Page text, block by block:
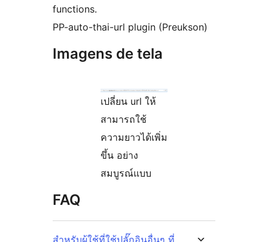
functions.
PP-auto-thai-url plugin (Preukson)
Imagens de tela
เปลี่ยน url ให้
สามารถใช้
ความยาวได้เพิ่ม
ขึ้น อย่าง
สมบูรณ์แบบ
FAQ
สำหรับผู้ใช้ที่ใช้ปลั๊กอินอื่นๆ ที่